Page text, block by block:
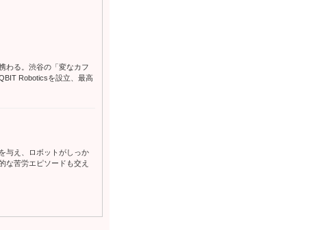
わる。渋谷の「変なカフ
Roboticsを設立、最高
与え、ロボットがしっか
な苦労エピソードも交え